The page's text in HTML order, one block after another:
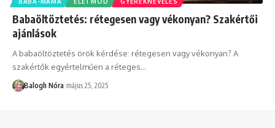
Babaöltöztetés: rétegesen vagy vékonyan? Szakértői
ajánlások
A babaöltöztetés örök kérdése: rétegesen vagy vékonyan? A
szakértők egyértelműen a réteges…
Balogh Nóra május 25, 2025